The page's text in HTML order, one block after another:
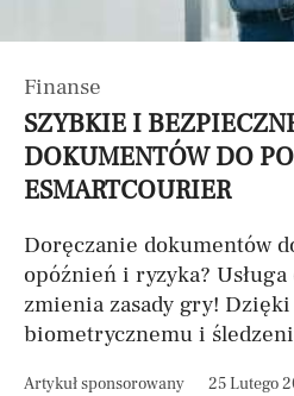
Finanse
SZYBKIE I
DOKUMENTÓW DO
ESMARTCOURIER
Doręczanie dokumentów
opóźnień i ryzyka?
zmienia zasady gry!
biometrycznemu i
Artykuł sponsorowany 25 Lutego